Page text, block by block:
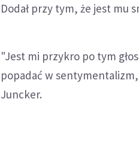
Dodał przy tym, że jest mu
"Jest mi przykro po tym
popadać w sentymentalizm,
Juncker.